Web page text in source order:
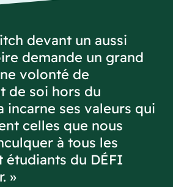
devant un aussi
demande un grand
volonté de
de soi hors du
incarne ses valeurs qui
celles que nous
à tous les
étudiants du DÉFI
»